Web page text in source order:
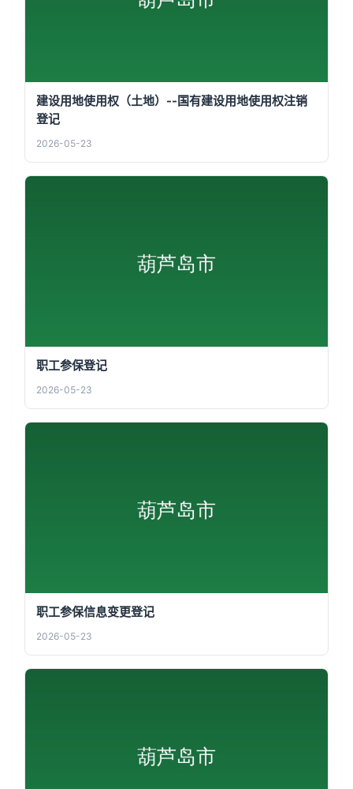
建设用地使用权（土地）--国有建设用地使用权注销
登记
2026-05-23
职工参保登记
2026-05-23
职工参保信息变更登记
2026-05-23